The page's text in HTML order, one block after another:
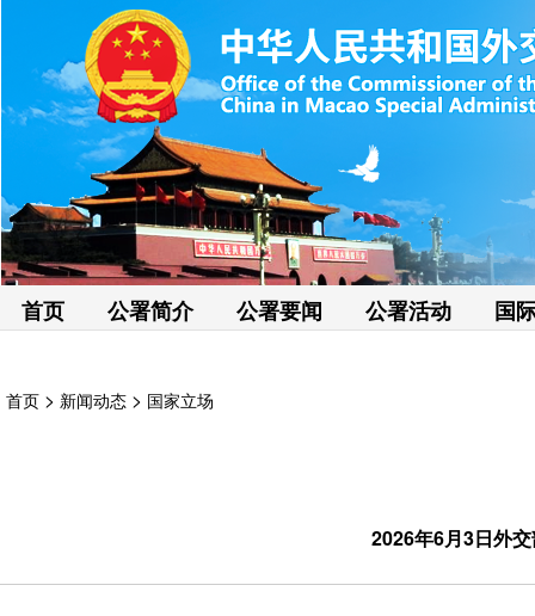
首页 公署简介 公署要闻 公署活动 国
首页 > 新闻动态 > 国家立场
2026年6月3日外